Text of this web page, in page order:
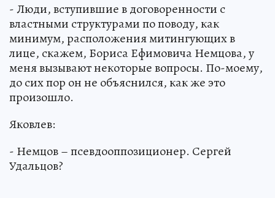
- Люди, вступившие в договоренности с
властными структурами по поводу, как
минимум, расположения митингующих в
лице, скажем, Бориса Ефимовича Немцова, у
меня вызывают некоторые вопросы. По-моему,
до сих пор он не объяснился, как же это
произошло.
Яковлев:
- Немцов – псевдооппозиционер. Сергей
Удальцов?